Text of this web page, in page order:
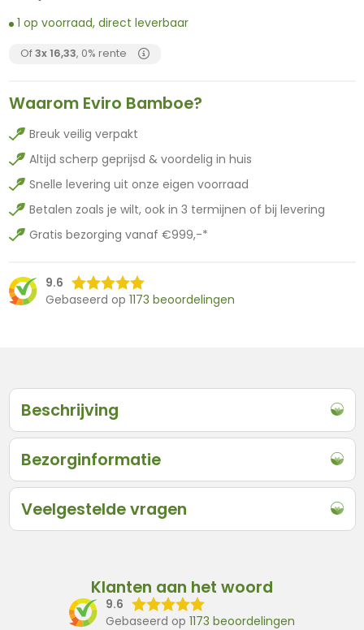
Of3x16,33, 0% rente
1 op voorraad, direct leverbaar
Waarom Eviro Bamboe?
Breuk veilig verpakt
Altijd scherp geprijsd & voordelig in huis
Snelle levering uit onze eigen voorraad
Betalen zoals je wilt, ook in 3 termijnen of bij levering
Gratis bezorging vanaf €999,-*
9.6
Gebaseerd op 1173 beoordelingen
Beschrijving
Bezorginformatie
Veelgestelde vragen
Klanten aan het woord
9.6
Gebaseerd op 1173 beoordelingen